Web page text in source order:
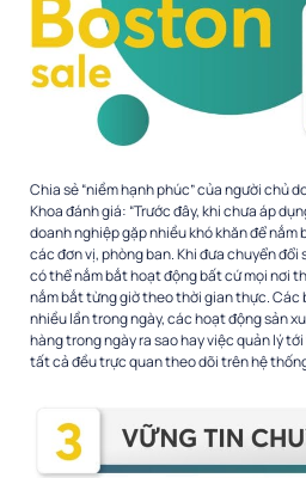
Chia sẻ “niềm hạnh phúc” của người chủ
Khoa đánh giá: “Trước đây, khi chưa áp
doanh nghiệp gặp nhiều khó khăn để
các đơn vị, phòng ban. Khi đưa chuyển
có thể nắm bắt hoạt động bất cứ mọi nơi
nắm bắt từng giờ theo thời gian thực.
nhiều lần trong ngày, các hoạt động sản
hàng trong ngày ra sao hay việc quản lý
tất cả đều trực quan theo dõi trên hệ